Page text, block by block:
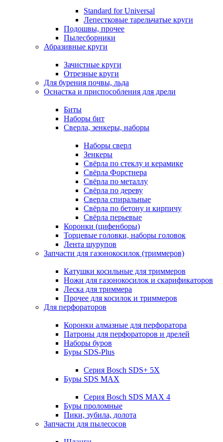
Standard for Universal
Лепестковые тарельчатые круги
Подошвы, прочее
Пылесборники
Абразивные круги
Зачистные круги
Отрезные круги
Для бурения почвы, льда
Оснастка и приспособления для дрели
Биты
Наборы бит
Сверла, зенкеры, наборы
Наборы сверл
Зенкеры
Свёрла по стеклу и керамике
Свёрла Форстнера
Свёрла по металлу
Свёрла по дереву
Сверла спиральные
Свёрла по бетону и кирпичу
Свёрла перьевые
Коронки (цифенборы)
Торцевые головки, наборы головок
Лента шурупов
Запчасти для газонокосилок (триммеров)
Катушки косильные для триммеров
Ножи для газонокосилок и скарификаторов
Леска для триммера
Прочее для косилок и триммеров
Для перфораторов
Коронки алмазные для перфоратора
Патроны для перфораторов и дрелей
Наборы буров
Буры SDS-Plus
Серия Bosch SDS+ 5X
Буры SDS MAX
Серия Bosch SDS MAX 4
Буры проломные
Пики, зубила, долота
Запчасти для пылесосов